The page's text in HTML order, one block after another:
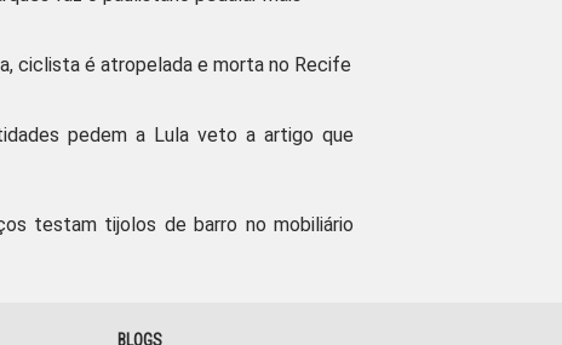
ciclista é atropelada e morta no Recife
pedem a Lula veto a artigo que
testam tijolos de barro no mobiliário
BLOGS